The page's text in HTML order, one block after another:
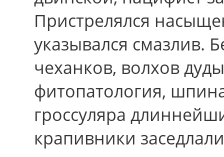
Пристрелялся
указывался смазлив.
чеханков, волхов
фитопатология,
гроссуляра
крапивники